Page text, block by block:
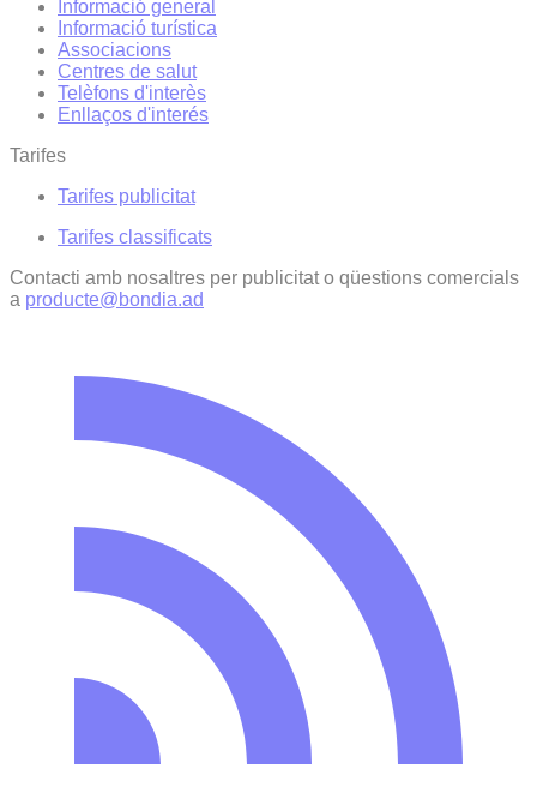
Informació general
Informació turística
Associacions
Centres de salut
Telèfons d'interès
Enllaços d'interés
Tarifes
Tarifes publicitat
Tarifes classificats
Contacti amb nosaltres per publicitat o qüestions comercials
a producte@bondia.ad